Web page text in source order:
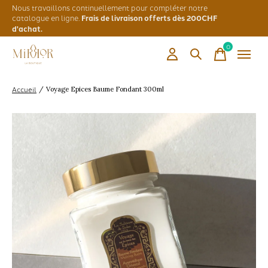
Nous travaillons continuellement pour compléter notre
catalogue en ligne. Frais de livraison offerts dès 200CHF
d'achat.
0items
Accueil / Voyage Epices Baume Fondant 300ml